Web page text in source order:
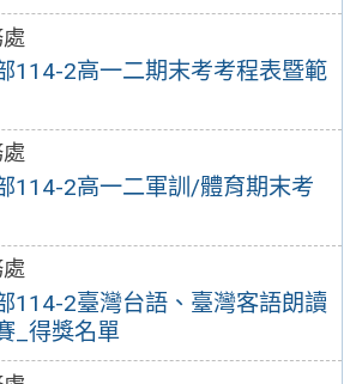
114-2高一二期末考考程表暨範
114-2高一二軍訓/體育期末考
114-2臺灣台語、臺灣客語朗讀
_得獎名單